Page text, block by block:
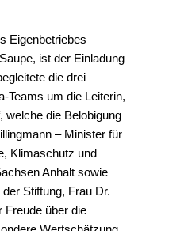
Eigenbetriebes
ist der Einladung
die drei
Teams um die Leiterin,
welche die Belobigung
– Minister für
Klimaschutz und
Anhalt sowie
Stiftung, Frau Dr.
Freude über die